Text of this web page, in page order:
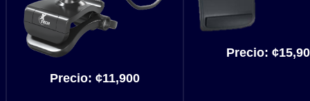
Precio: ¢11,900
Precio: